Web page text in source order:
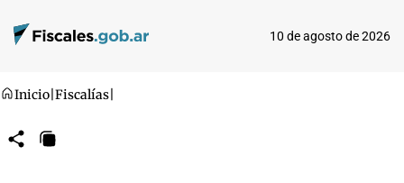
10 de agosto de 2026
Inicio Fiscalías
CompartirCopiar